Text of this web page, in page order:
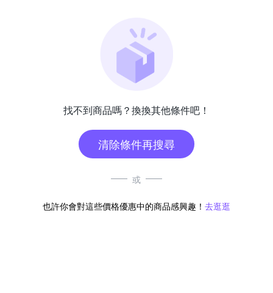
找不到商品嗎？換換其他條件吧！
清除條件再搜尋
或
也許你會對這些價格優惠中的商品感興趣！ 去逛逛